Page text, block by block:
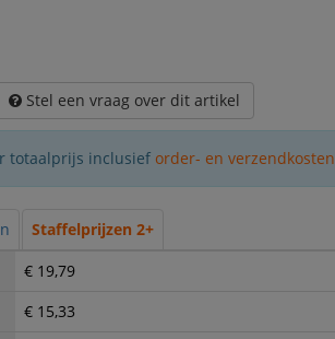
Stel een vraag over dit artikel
totaalprijs inclusief order- en verzendkosten
Staffelprijzen 2+
€ 19,79
€ 15,33